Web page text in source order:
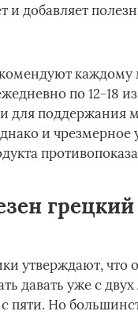
и добавляет
по 12-18
для поддержания
и чрезмерное
утверждают, что
давать уже с двух
пяти. Но